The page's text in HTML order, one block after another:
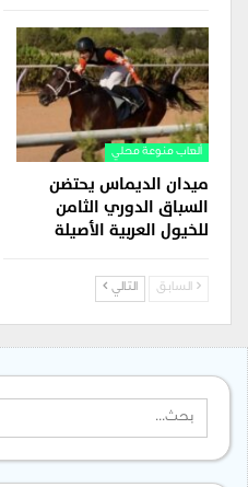
ألعاب منوعة محلي
ميدان الديماس يحتضن
السباق الدوري الثامن
للخيول العربية الأصيلة
السابق التالي